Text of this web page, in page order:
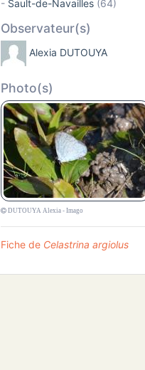
- Sault-de-Navailles(64)
Observateur(s)
Alexia DUTOUYA
Photo(s)
DUTOUYA Alexia - Imago
Fiche de Celastrina argiolus